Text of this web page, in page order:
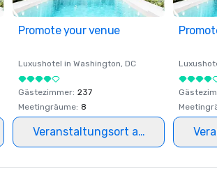
Promote your venue
Luxushotel in Washington, DC
Gästezimmer: 237
Meetingräume: 8
Veranstaltungsort auswählen